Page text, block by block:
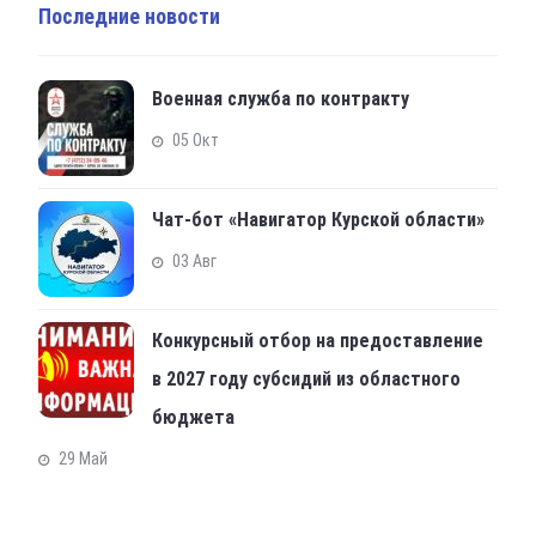
Последние новости
Военная служба по контракту
05 Окт
Чат-бот «Навигатор Курской области»
03 Авг
Конкурсный отбор на предоставление
в 2027 году субсидий из областного
бюджета
29 Май